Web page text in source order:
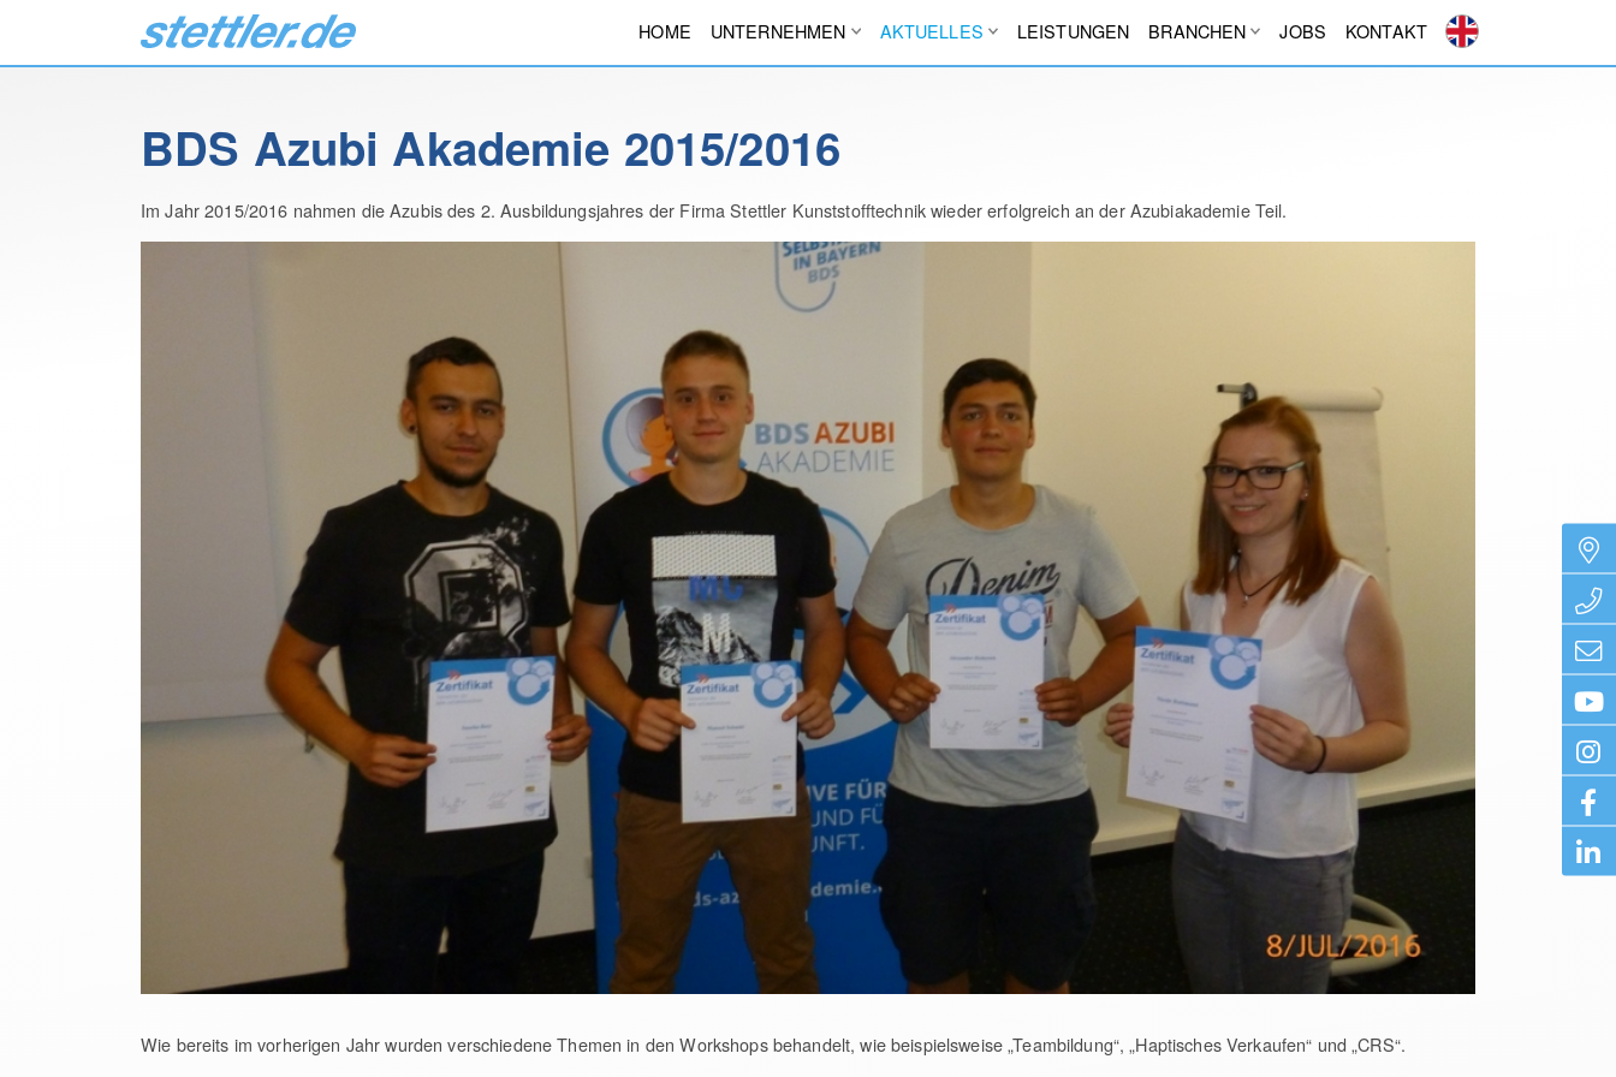
HOME UNTERNEHMEN AKTUELLES LEISTUNGEN BRANCHEN JOBS KONTAKT
BDS Azubi Akademie 2015/2016
Im Jahr 2015/2016 nahmen die Azubis des 2. Ausbildungsjahres der Firma Stettler Kunststofftechnik wieder erfolgreich an der Azubiakademie Teil.
Wie bereits im vorherigen Jahr wurden verschiedene Themen in den Workshops behandelt, wie beispielsweise „Teambildung“, „Haptisches Verkaufen“ und „CRS“.